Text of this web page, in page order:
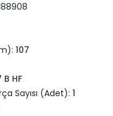
107
B HF
Sayısı (Adet): 1